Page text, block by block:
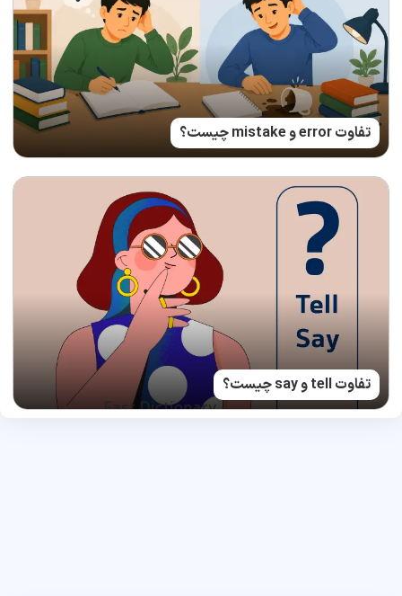
تفاوت error و mistake چیست؟
تفاوت tell و say چیست؟